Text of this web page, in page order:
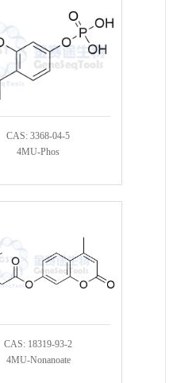
CAS: 3368-04-5
4MU-Phos
CAS: 18319-93-2
4MU-Nonanoate